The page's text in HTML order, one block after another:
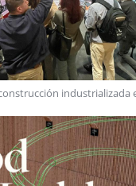
industrializada